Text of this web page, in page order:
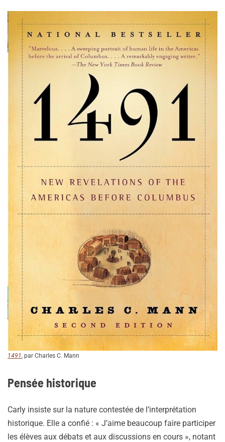
1491 , par Charles C. Mann
Pensée historique
Carly insiste sur la nature contestée de l’interprétation
historique. Elle a confié : « J’aime beaucoup faire participer
les élèves aux débats et aux discussions en cours », notant